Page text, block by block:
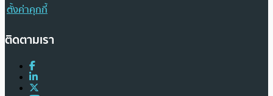
ตั้งค่าคุกกี้
ติดตามเรา